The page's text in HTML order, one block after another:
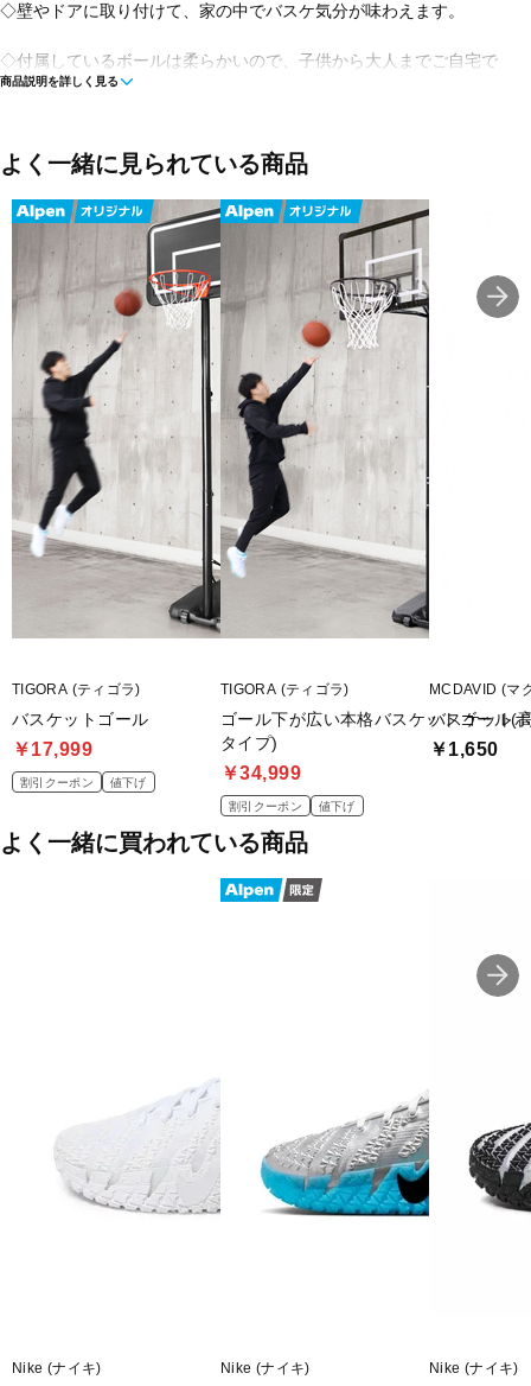
◇壁やドアに取り付けて、家の中でバスケ気分が味わえます。
◇付属しているボールは柔らかいので、子供から大人までご自宅で
気軽にバスケを楽しめます。
リングサイズ：直径16cm
ミニボールサイズ：直径10cm
■生産国:中国
■2024年モデル
■メーカー型番：79-055J
商品説明を詳しく見る
よく一緒に見られている商品
TIGORA (ティゴラ)
バスケットゴール
￥17,999
割引クーポン 値下げ
TIGORA (ティゴラ)
ゴール下が広い本格バスケットゴール(
タイプ)
￥34,999
割引クーポン 値下げ
MCDAVID (マ
バスケット
￥1,650
よく一緒に買われている商品
Nike (ナイキ) Nike (ナイキ) Nike (ナイキ)